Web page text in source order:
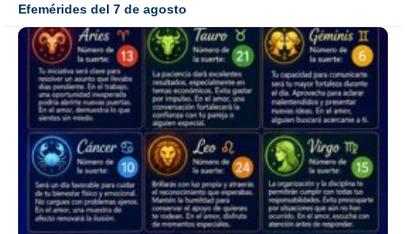
Efemérides del 7 de agosto